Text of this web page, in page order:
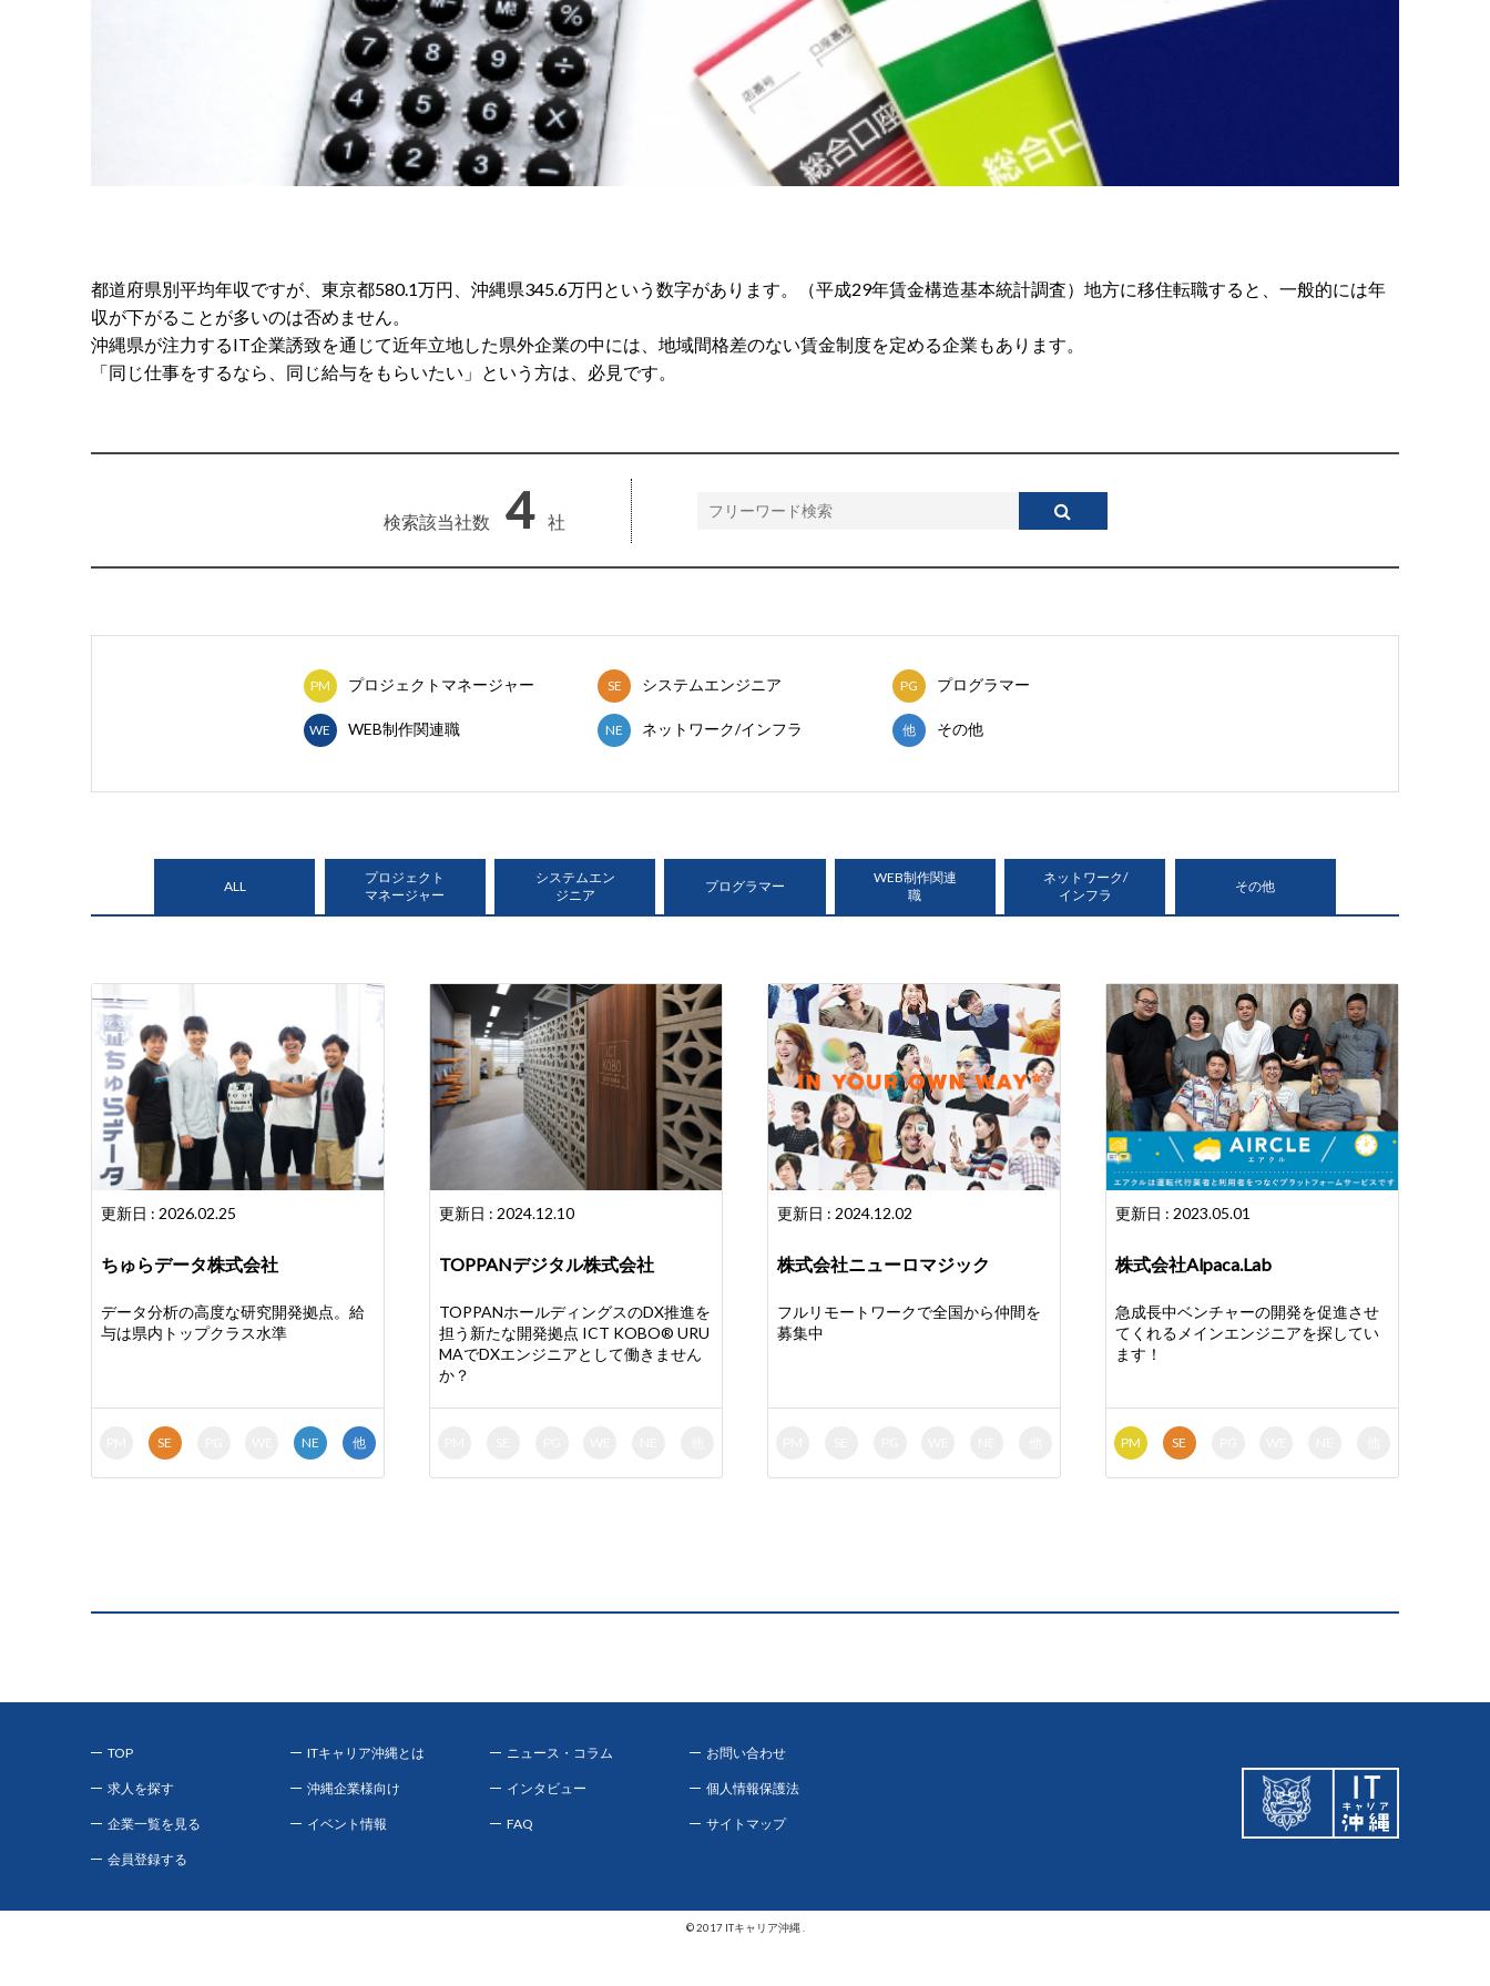
都道府県別平均年収ですが、東京都580.1万円、沖縄県345.6万円という数字があります。（平成29年賃金構造基本統計調査）地方に移住転職すると、一般的には年
収が下がることが多いのは否めません。
沖縄県が注力するIT企業誘致を通じて近年立地した県外企業の中には、地域間格差のない賃金制度を定める企業もあります。
検索該当社数 4 社
PM プロジェクトマネージャー SE システムエンジニア PG プログラマー
WE WEB制作関連職 NE ネットワーク/インフラ 他 その他
ALL
プロジェクト
マネージャー
システムエン
ジニア
プログラマー
WEB制作関連
職
ネットワーク/
インフラ
その他
更新日 : 2026.02.25
ちゅらデータ株式会社
データ分析の高度な研究開発拠点。給
与は県内トップクラス水準
SE NE 他
更新日 : 2024.12.10
TOPPANデジタル株式会社
TOPPANホールディングスのDX推進を
担う新たな開発拠点 ICT KOBO®️ URU
MAでDXエンジニアとして働きません
か？
更新日 : 2024.12.02
株式会社ニューロマジック
フルリモートワークで全国から仲間を
募集中
更新日 : 2023.05.01
株式会社Alpaca.Lab
急成長中ベンチャーの開発を促進させ
てくれるメインエンジニアを探してい
ます！
PM SE
TOP ITキャリア沖縄とは ニュース・コラム お問い合わせ
求人を探す 沖縄企業様向け インタビュー 個人情報保護法
企業一覧を見る イベント情報 FAQ サイトマップ
会員登録する
© 2017 ITキャリア沖縄 .